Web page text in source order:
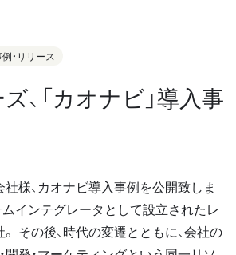
・リリース
、「カオナビ」導入事
様、カオナビ導入事例を公開致しま
ムインテグレータとして設立されたレ
その後、時代の変遷とともに、会社の